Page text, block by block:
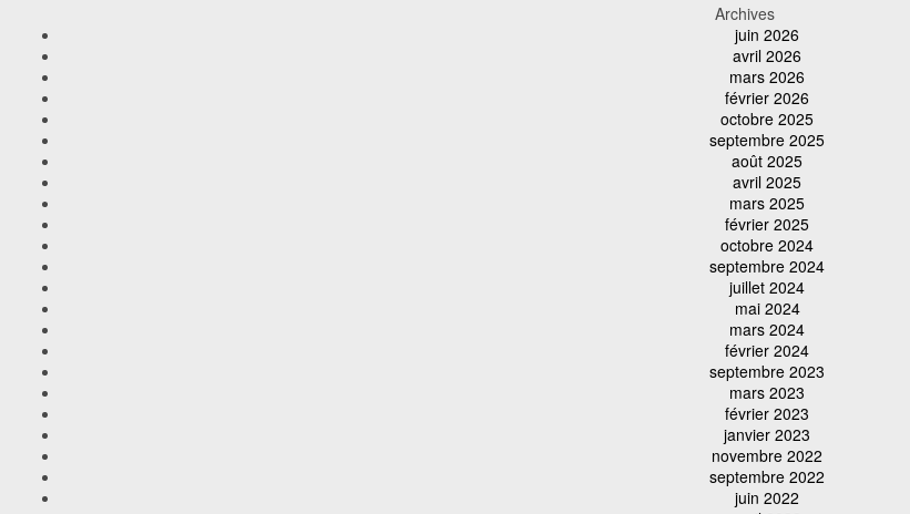
Archives
juin 2026
avril 2026
mars 2026
février 2026
octobre 2025
septembre 2025
août 2025
avril 2025
mars 2025
février 2025
octobre 2024
septembre 2024
juillet 2024
mai 2024
mars 2024
février 2024
septembre 2023
mars 2023
février 2023
janvier 2023
novembre 2022
septembre 2022
juin 2022